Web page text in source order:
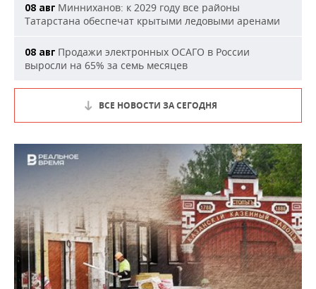
08 авг Минниханов: к 2029 году все районы
Татарстана обеспечат крытыми ледовыми аренами
08 авг Продажи электронных ОСАГО в России
выросли на 65% за семь месяцев
ВСЕ НОВОСТИ ЗА СЕГОДНЯ